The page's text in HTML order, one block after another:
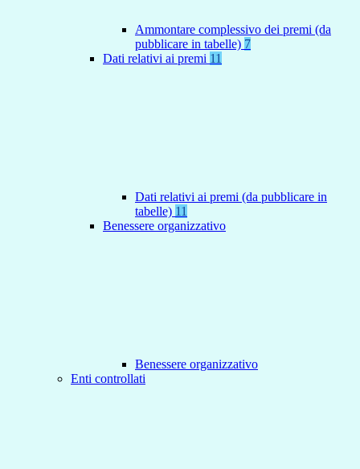
Ammontare complessivo dei premi (da
pubblicare in tabelle) 7
Dati relativi ai premi 11
Dati relativi ai premi (da pubblicare in
tabelle) 11
Benessere organizzativo
Benessere organizzativo
Enti controllati